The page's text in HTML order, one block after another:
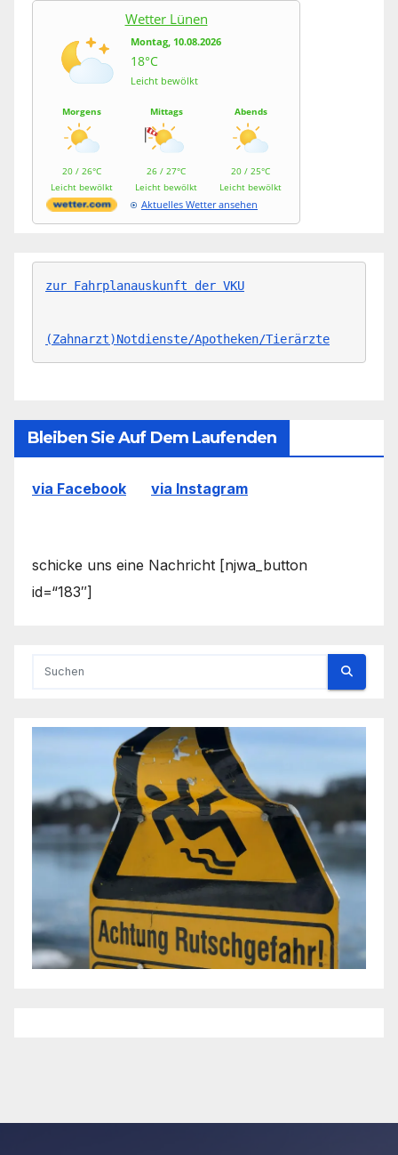
Wetter Lünen
Montag, 10.08.2026
18°C
Leicht bewölkt
Morgens
20 / 26°C
Leicht bewölkt
Mittags
26 / 27°C
Leicht bewölkt
Abends
20 / 25°C
Leicht bewölkt
Aktuelles Wetter ansehen
zur Fahrplanauskunft der VKU
(Zahnarzt)Notdienste/Apotheken/Tierärzte
Bleiben Sie Auf Dem Laufenden
via Facebook via Instagram
schicke uns eine Nachricht [njwa_button
id=“183″]